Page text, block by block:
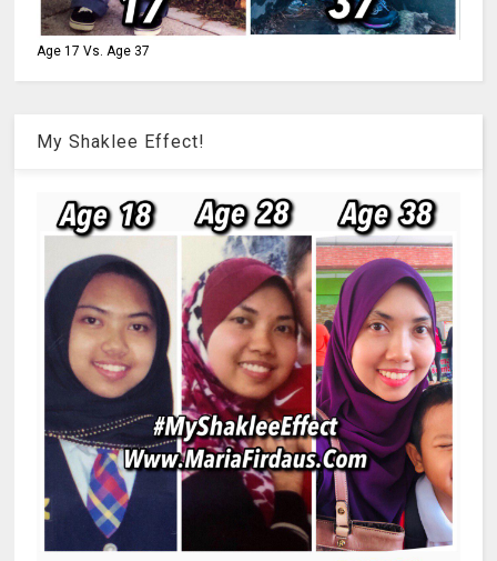
Age 17 Vs. Age 37
My Shaklee Effect!